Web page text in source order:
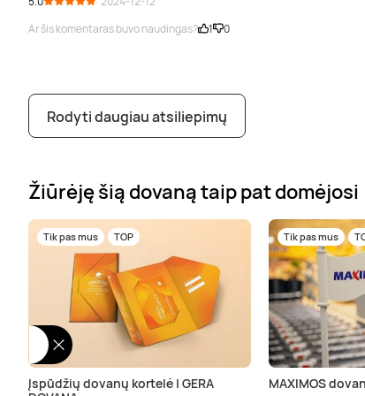
Ar šis komentaras buvo naudingas?
1 0
Rodyti daugiau atsiliepimų
Žiūrėję šią dovaną taip pat domėjosi
Tik pas mus TOP
Įspūdžių dovanų kortelė | GERA
Tik pas mus
MAXIMOS